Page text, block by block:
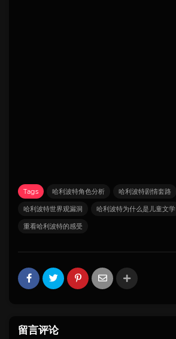
Tags 哈利波特角色分析 哈利波特剧情套路
哈利波特世界观漏洞 哈利波特为什么是儿童文学
重看哈利波特的感受
留言评论